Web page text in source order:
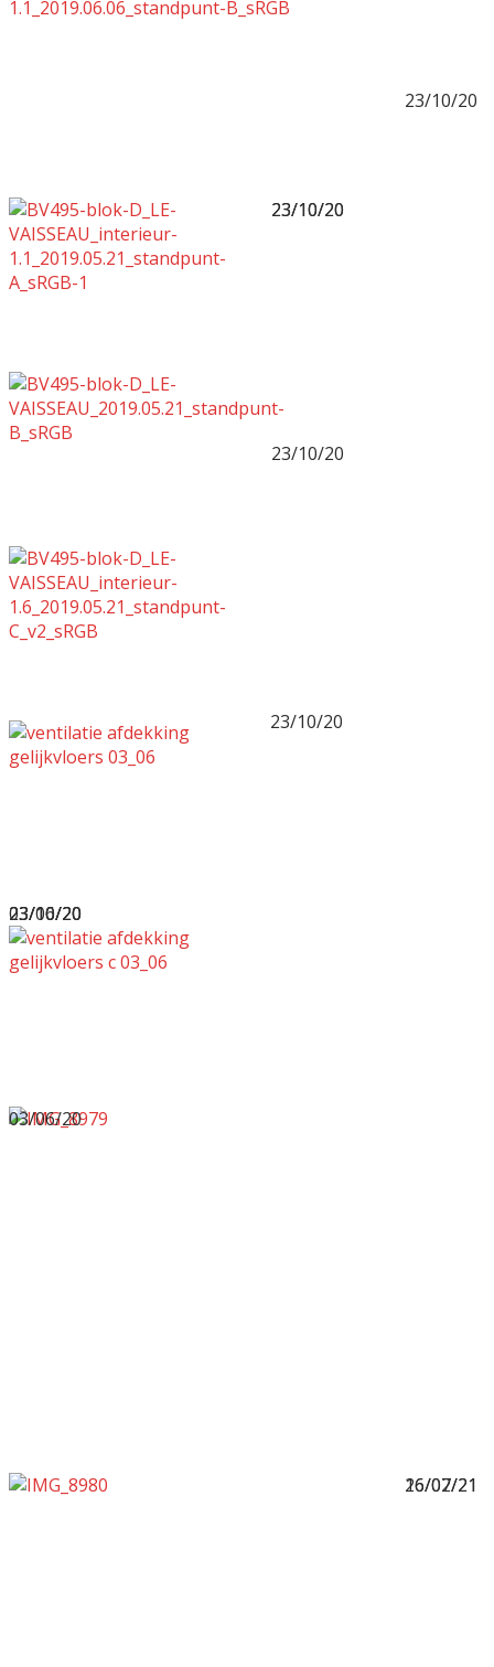
03/06/20
03/06/20
23/10/20
23/10/20
23/10/20
23/10/20
23/10/20
23/10/20
23/10/20
26/02/21
16/07/21